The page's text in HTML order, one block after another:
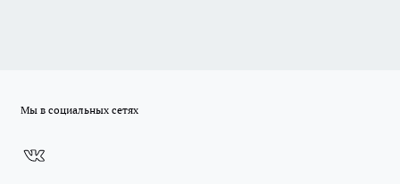
Мы в социальных сетях